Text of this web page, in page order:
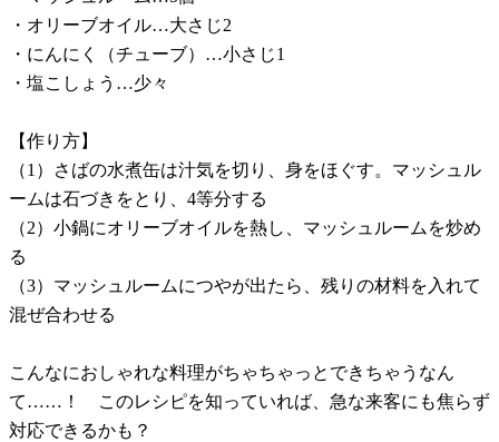
・オリーブオイル…大さじ2
・にんにく（チューブ）…小さじ1
・塩こしょう…少々
【作り方】
（1）さばの水煮缶は汁気を切り、身をほぐす。マッシュル
ームは石づきをとり、4等分する
（2）小鍋にオリーブオイルを熱し、マッシュルームを炒め
る
（3）マッシュルームにつやが出たら、残りの材料を入れて
混ぜ合わせる
こんなにおしゃれな料理がちゃちゃっとできちゃうなん
て……！ このレシピを知っていれば、急な来客にも焦らず
対応できるかも？